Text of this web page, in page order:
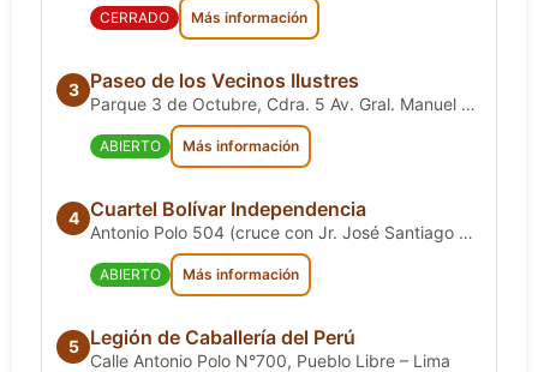
CERRADO Más información
3 Paseo de los Vecinos Ilustres
Parque 3 de Octubre, Cdra. 5 Av. Gral. Manuel Vivanco
ABIERTO Más información
4 Cuartel Bolívar Independencia
Antonio Polo 504 (cruce con Jr. José Santiago Wagner)
ABIERTO Más información
5 Legión de Caballería del Perú
Calle Antonio Polo N°700, Pueblo Libre – Lima